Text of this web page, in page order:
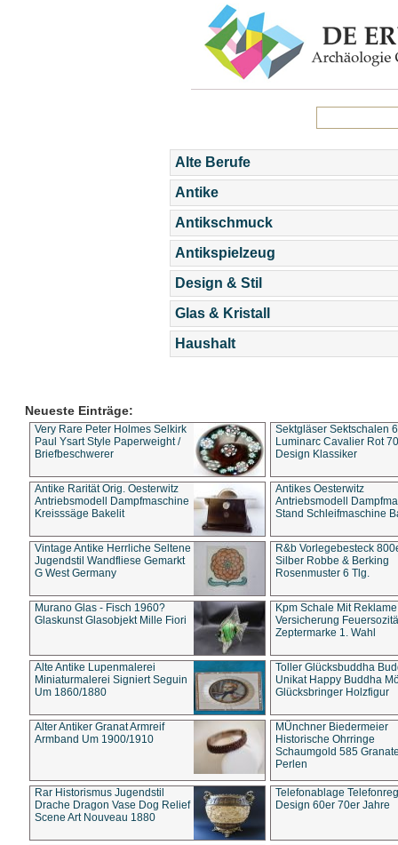
Alte Berufe
Antike
Antikschmuck
Antikspielzeug
Design & Stil
Glas & Kristall
Haushalt
Neueste Einträge:
Very Rare Peter Holmes Selkirk
Paul Ysart Style Paperweight /
Briefbeschwerer
Sektgläser Sektschalen
Luminarc Cavalier Rot
Design Klassiker
Antike Rarität Orig. Oesterwitz
Antriebsmodell Dampfmaschine
Kreisssäge Bakelit
Antikes Oesterwitz
Antriebsmodell
Stand Schleifmaschine
Vintage Antike Herrliche Seltene
Jugendstil Wandfliese Gemarkt
G West Germany
R&b Vorlegebesteck
Silber Robbe & Berking
Rosenmuster 6 Tlg.
Murano Glas - Fisch 1960?
Glaskunst Glasobjekt Mille Fiori
Kpm Schale Mit Reklame
Versicherung
Zeptermarke 1. Wahl
Alte Antike Lupenmalerei
Miniaturmalerei Signiert Seguin
Um 1860/1880
Toller Glücksbuddha
Unikat Happy Buddha
Glücksbringer Holzfigur
Alter Antiker Granat Armreif
Armband Um 1900/1910
MÜnchner Biedermeier
Historische Ohrringe
Schaumgold 585
Perlen
Rar Historismus Jugendstil
Drache Dragon Vase Dog Relief
Scene Art Nouveau 1880
Telefonablage
Design 60er 70er Jahre